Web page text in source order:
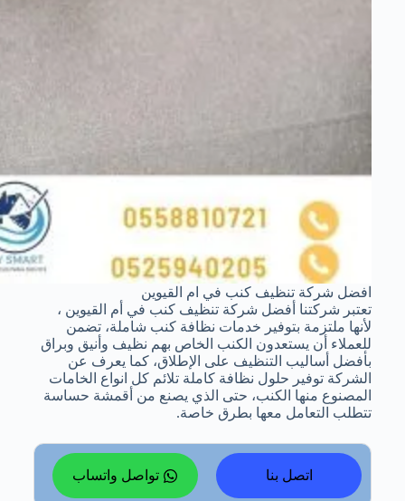
افضل شركة تنظيف كنب في ام القيوين
تعتبر شركتنا أفضل شركة تنظيف كنب في أم القيوين ،
لأنها ملتزمة بتوفير خدمات نظافة كنب شاملة، تضمن
للعملاء أن يستعدون الكنب الخاص بهم نظيف وأنيق وبراق
بأفضل أساليب التنظيف على الإطلاق، كما يعرف عن
الشركة توفير حلول نظافة كاملة تلائم كل انواع الخامات
المصنوع منها الكنب، حتى الذي يصنع من أقمشة حساسة
تتطلب التعامل معها بطرق خاصة.
اتصل بنا تواصل واتساب